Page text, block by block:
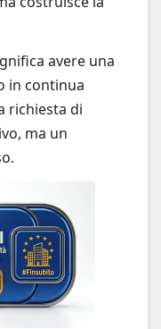
avere una
in continua
richiesta di
ma un